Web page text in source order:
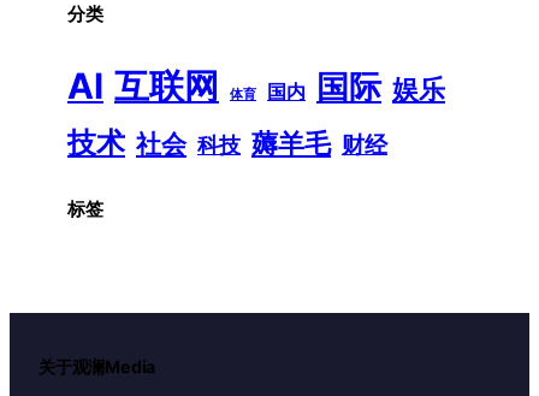
分类
AI 互联网 体育 国内 国际 娱乐
技术 社会 科技 薅羊毛 财经
标签
关于观澜Media